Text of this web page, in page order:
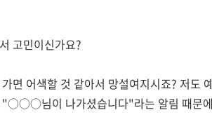
고민이신가요?
면 어색할 것 같아서 망설여지시죠? 저도
"○○○님이 나가셨습니다"라는 알림 때문